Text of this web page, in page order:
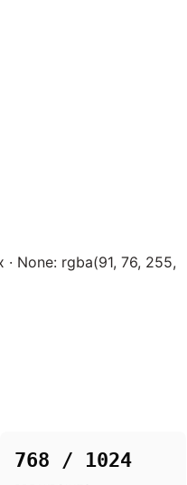
None: rgba(91, 76, 255,
768 / 1024